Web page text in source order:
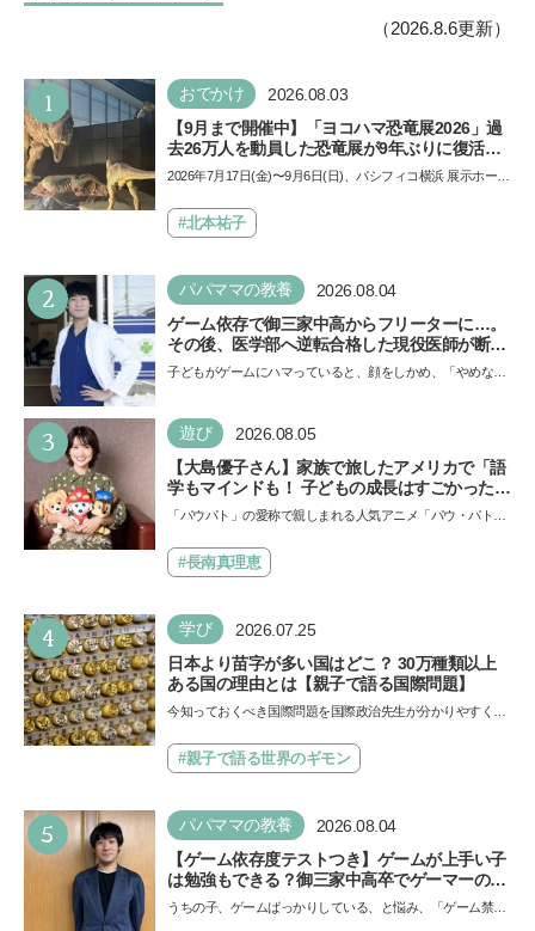
（2026.8.6更新）
1 おでかけ 2026.08.03
【9月まで開催中】「ヨコハマ恐竜展2026」過
去26万人を動員した恐竜展が9年ぶりに復活！
夏休みのおでかけで楽しむポイントを完全ガイ
2026年7月17日(金)〜9月6日(日)、パシフィコ横浜 展示ホール
催…#北本祐子
2 パパママの教養 2026.08.04
ゲーム依存で御三家中高からフリーターに…。
その後、医学部へ逆転合格した現役医師が断言
「ゲームの経験が受験勉強に役立った」そう考
える背景とは
子どもがゲームにハマっていると、顔をしかめ、「やめなさ
い…
3 遊び 2026.08.05
【大島優子さん】家族で旅したアメリカで「語
学もマインドも！ 子どもの成長はすごかった」
声優をつとめた映画『パウ・パトロール ザ・ダ
イノ・ムービー』ではあきらめなければ何でも
できると子どもに知ってほしい
「パウパト」の愛称で親しまれる人気アニメ「パウ・パトロ
ザ…#長南真理恵
4 学び 2026.07.25
日本より苗字が多い国はどこ？ 30万種類以上
ある国の理由とは【親子で語る国際問題】
今知っておくべき国際問題を国際政治先生が分かりやすく解
類…#親子で語る世界のギモン
5 パパママの教養 2026.08.04
【ゲーム依存度テストつき】ゲームが上手い子
は勉強もできる？御三家中高卒でゲーマーの医
師・阿部智史さんが教えるゲームしながら受験
で勝つためのメソッド
うちの子、ゲームばっかりしている、と悩み、「ゲーム禁